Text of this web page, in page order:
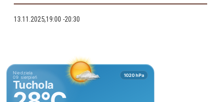
13.11.2025,19:00 -20:30